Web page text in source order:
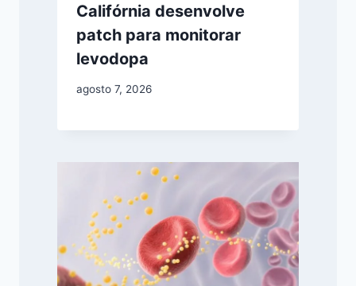
Califórnia desenvolve
patch para monitorar
levodopa
agosto 7, 2026